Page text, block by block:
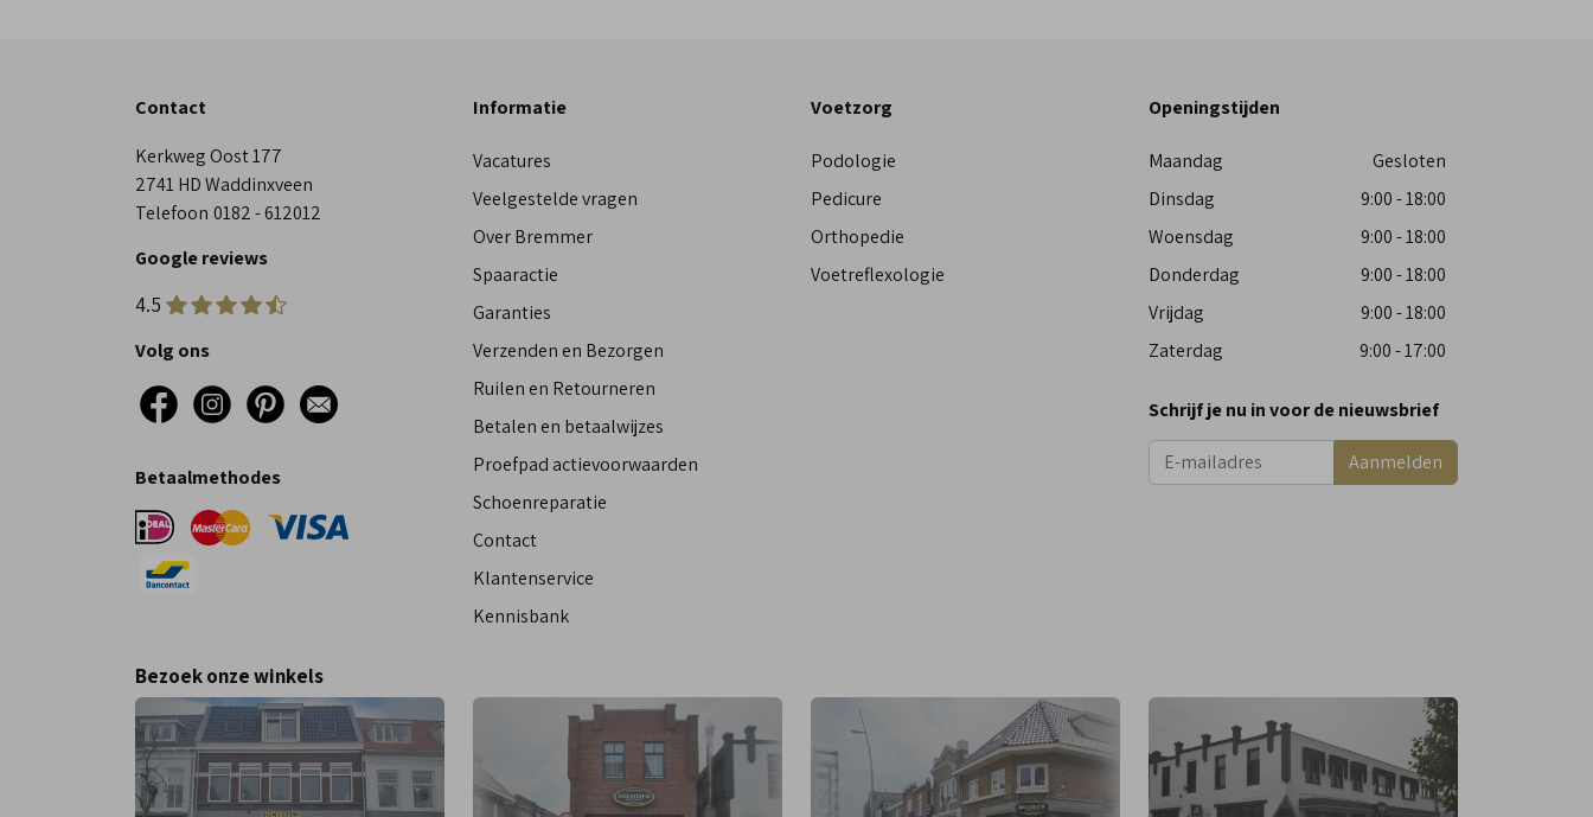
Contact
Kerkweg Oost 177
2741 HD Waddinxveen
Telefoon 0182 - 612012
Google reviews
4.5
Volg ons
Betaalmethodes
Informatie
Vacatures
Veelgestelde vragen
Over Bremmer
Spaaractie
Garanties
Verzenden en Bezorgen
Ruilen en Retourneren
Betalen en betaalwijzes
Proefpad actievoorwaarden
Schoenreparatie
Contact
Klantenservice
Kennisbank
Voetzorg
Podologie
Pedicure
Orthopedie
Voetreflexologie
Openingstijden
Maandag
Gesloten
Dinsdag
9:00 - 18:00
Woensdag
9:00 - 18:00
Donderdag
9:00 - 18:00
Vrijdag
9:00 - 18:00
Zaterdag
9:00 - 17:00
Schrijf je nu in voor de nieuwsbrief
Aanmelden
Bezoek onze winkels